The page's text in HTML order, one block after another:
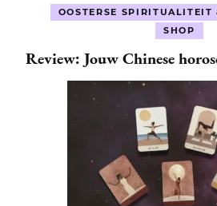
OOSTERSE SPIRITUALITEIT
SHOP
Review: Jouw Chinese